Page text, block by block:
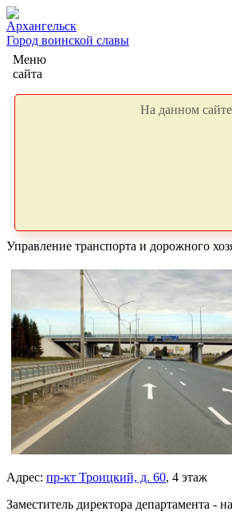
Архангельск
Город воинской славы
Меню
сайта
На данном
Управление транспорта и дорожного
Адрес: пр-кт Троицкий, д. 60, 4 этаж
Заместитель директора департамента -